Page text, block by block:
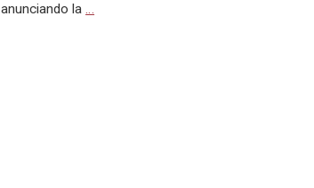
anunciando la…